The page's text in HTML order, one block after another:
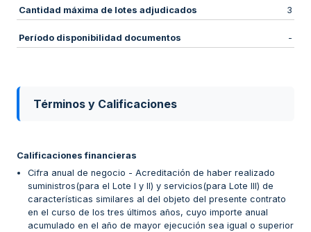
Cantidad máxima de lotes adjudicados 3
Período disponibilidad documentos -
Términos y Calificaciones
Calificaciones financieras
Cifra anual de negocio - Acreditación de haber realizado
suministros(para el Lote I y II) y servicios(para Lote III) de
características similares al del objeto del presente contrato
en el curso de los tres últimos años, cuyo importe anual
acumulado en el año de mayor ejecución sea igual o superior